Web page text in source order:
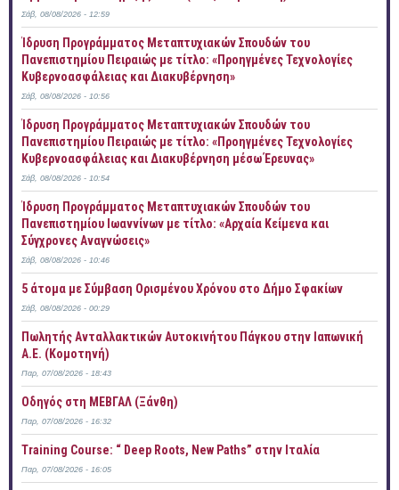
Σάβ, 08/08/2026 - 12:59
Ίδρυση Προγράμματος Μεταπτυχιακών Σπουδών του
Πανεπιστημίου Πειραιώς με τίτλο: «Προηγμένες Τεχνολογίες
Κυβερνοασφάλειας και Διακυβέρνηση»
Σάβ, 08/08/2026 - 10:56
Ίδρυση Προγράμματος Μεταπτυχιακών Σπουδών του
Πανεπιστημίου Πειραιώς με τίτλο: «Προηγμένες Τεχνολογίες
Κυβερνοασφάλειας και Διακυβέρνηση μέσω Έρευνας»
Σάβ, 08/08/2026 - 10:54
Ίδρυση Προγράμματος Μεταπτυχιακών Σπουδών του
Πανεπιστημίου Ιωαννίνων με τίτλο: «Αρχαία Κείμενα και
Σύγχρονες Αναγνώσεις»
Σάβ, 08/08/2026 - 10:46
5 άτομα με Σύμβαση Ορισμένου Χρόνου στο Δήμο Σφακίων
Σάβ, 08/08/2026 - 00:29
Πωλητής Ανταλλακτικών Αυτοκινήτου Πάγκου στην Ιαπωνική
Α.Ε. (Κομοτηνή)
Παρ, 07/08/2026 - 18:43
Οδηγός στη ΜΕΒΓΑΛ (Ξάνθη)
Παρ, 07/08/2026 - 16:32
Training Course: “ Deep Roots, New Paths” στην Ιταλία
Παρ, 07/08/2026 - 16:05